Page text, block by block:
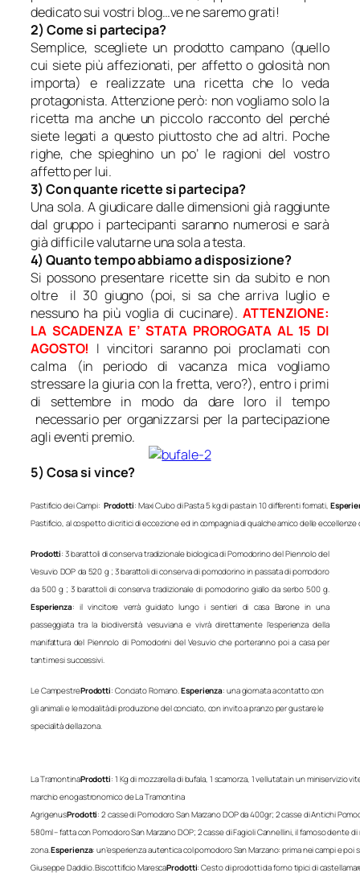
dedicato sui vostri blog…ve ne saremo grati!
2) Come si partecipa?
Semplice, scegliete un prodotto campano (quello
cui siete più affezionati, per affetto o golosità non
importa) e realizzate una ricetta che lo veda
protagonista. Attenzione però: non vogliamo solo la
ricetta ma anche un piccolo racconto del perché
siete legati a questo piuttosto che ad altri. Poche
righe, che spieghino un po’ le ragioni del vostro
affetto per lui.
3) Con quante ricette si partecipa?
Una sola. A giudicare dalle dimensioni già raggiunte
dal gruppo i partecipanti saranno numerosi e sarà
già difficile valutarne una sola a testa.
4) Quanto tempo abbiamo a disposizione?
Si possono presentare ricette sin da subito e non
oltre il 30 giugno (poi, si sa che arriva luglio e
nessuno ha più voglia di cucinare). ATTENZIONE:
LA SCADENZA E’ STATA PROROGATA AL 15 DI
AGOSTO! I vincitori saranno poi proclamati con
calma (in periodo di vacanza mica vogliamo
stressare la giuria con la fretta, vero?), entro i primi
di settembre in modo da dare loro il tempo
necessario per organizzarsi per la partecipazione
agli eventi premio.
5) Cosa si vince?
Pastificio dei Campi: Prodotti: Maxi Cubo di Pasta 5 kg di pasta in 10 differenti formati,
Pastificio, al cospetto di critici di eccezione ed in compagnia di qualche amico delle eccellenze
Prodotti: 3 barattoli di conserva tradizionale biologica di Pomodorino del Piennolo del
Vesuvio DOP da 520 g ; 3 barattoli di conserva di pomodorino in passata di pomodoro
da 500 g ; 3 barattoli di conserva tradizionale di pomodorino giallo da serbo 500 g.
Esperienza: il vincitore verrà guidato lungo i sentieri di casa Barone in una
passeggiata tra la biodiversità vesuviana e vivrà direttamente l’esperienza della
manifattura del Piennolo di Pomodorini del Vesuvio che porteranno poi a casa per
tanti mesi successivi.
Le CampestreProdotti: Conciato Romano.Esperienza: una giornata a contatto con
gli animali e le modalità di produzione del conciato, con invito a pranzo per gustare le
specialità della zona.
La TramontinaProdotti: 1 Kg di mozzarella di bufala, 1 scamorza, 1 vellutata in un miniservizio
marchio enogastronomico de La Tramontina
AgrigenusProdotti: 2 casse di Pomodoro San Marzano DOP da 400gr; 2 casse di Antichi
580ml – fatta con Pomodoro San Marzano DOP; 2 casse di Fagioli Cannellini, il famoso dente
zona. Esperienza: un’esperienza autentica col pomodoro San Marzano: prima nei campi e
Giuseppe Daddio. Biscottificio MarescaProdotti: Cesto di prodotti da forno tipici di